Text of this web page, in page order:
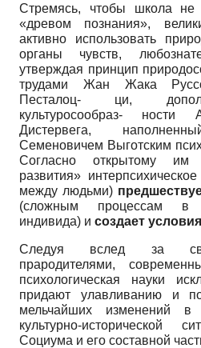
Стремясь, чтобы школа не
«древом познания»,
активно использовать
органы чувств,
утверждая принцип
трудами Жан Жака
Песталоц- ци,
культуросообраз- ности
Дистервега,
Семеновичем Вы­готским
Согласно открытому им
развития»
между людьми)
(сложным процессам в
индивида) и создает условия
Следуя вслед за
прародителями,
психологическая науки
придают улавливанию и
мельчайших изменений в
культурно-исторической
Социума и его составной